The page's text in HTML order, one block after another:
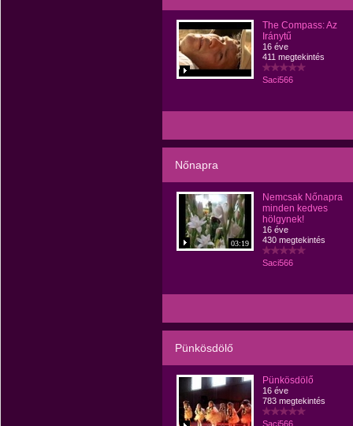
The Compass: Az
Iránytű
16 éve
411 megtekintés
Saci566
Nőnapra
03:19
Nemcsak Nőnapra
minden kedves
hölgynek!
16 éve
430 megtekintés
Saci566
Pünkösdölő
Pünkösdölő
16 éve
783 megtekintés
Saci566